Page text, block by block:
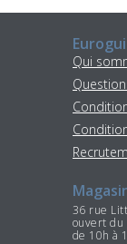
Qui
36 rue
ouvert du
de 10h à